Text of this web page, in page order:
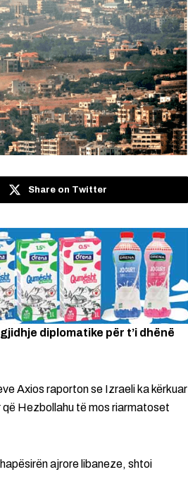
Share on Twitter
diplomatike për t’i dhënë
Axios raporton se Izraeli ka kërkuar
që Hezbollahu të mos riarmatoset
ajrore libaneze, shtoi